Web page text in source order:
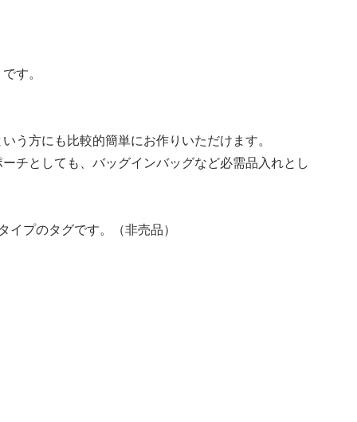
す。
う方にも比較的簡単にお作りいただけます。
チとしても、バッグインバッグなど必需品入れとし
プのタグです。（非売品）